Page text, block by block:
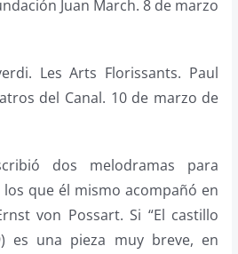
Juan March. 8 de marzo
Les Arts Florissants. Paul
del Canal. 10 de marzo de
dos melodramas para
que él mismo acompañó en
von Possart. Si “El castillo
es una pieza muy breve, en